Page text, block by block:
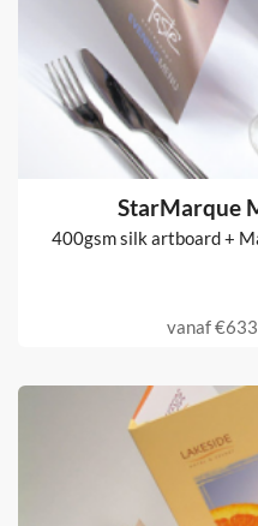
StarMarque
400gsm silk artboard +
vanaf€633